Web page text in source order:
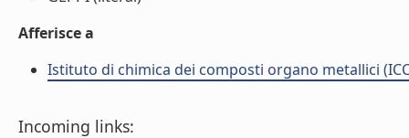
Afferisce a
Istituto di chimica dei composti organo metallici
Incoming links: